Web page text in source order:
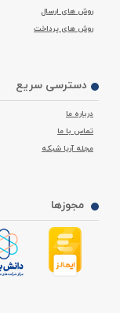
روش های ارسال
روش های پرداخت
دسترسی سریع
درباره ما
تماس با ما
مجله آریا شبکه
مجوزها